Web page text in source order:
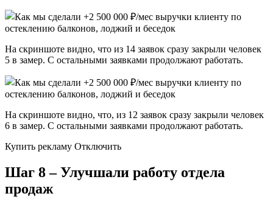
На скриншоте видно, что из 14 заявок сразу закрыли человек
5 в замер. С остальными заявками продолжают работать.
На скриншоте видно, что, из 12 заявок сразу закрыли человек
6 в замер. С остальными заявками продолжают работать.
Купить рекламу Отключить
Шаг 8 – Улучшали работу отдела
продаж